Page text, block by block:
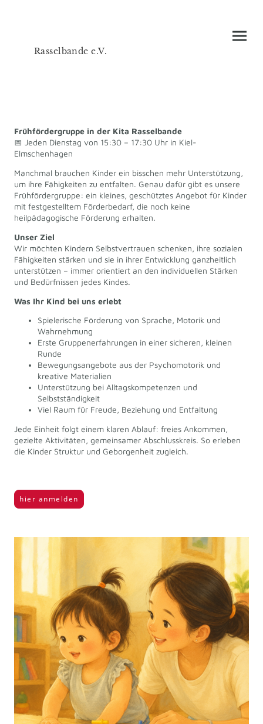
Rasselbande e.V.
Frühfördergruppe in der Kita Rasselbande
📅 Jeden Dienstag von 15:30 – 17:30 Uhr in Kiel-
Elmschenhagen
Manchmal brauchen Kinder ein bisschen mehr Unterstützung,
um ihre Fähigkeiten zu entfalten. Genau dafür gibt es unsere
Frühfördergruppe: ein kleines, geschütztes Angebot für Kinder
mit festgestelltem Förderbedarf, die noch keine
heilpädagogische Förderung erhalten.
Unser Ziel
Wir möchten Kindern Selbstvertrauen schenken, ihre sozialen
Fähigkeiten stärken und sie in ihrer Entwicklung ganzheitlich
unterstützen – immer orientiert an den individuellen Stärken
und Bedürfnissen jedes Kindes.
Was Ihr Kind bei uns erlebt
Spielerische Förderung von Sprache, Motorik und
Wahrnehmung
Erste Gruppenerfahrungen in einer sicheren, kleinen
Runde
Bewegungsangebote aus der Psychomotorik und
kreative Materialien
Unterstützung bei Alltagskompetenzen und
Selbstständigkeit
Viel Raum für Freude, Beziehung und Entfaltung
Jede Einheit folgt einem klaren Ablauf: freies Ankommen,
gezielte Aktivitäten, gemeinsamer Abschlusskreis. So erleben
die Kinder Struktur und Geborgenheit zugleich.
hier anmelden